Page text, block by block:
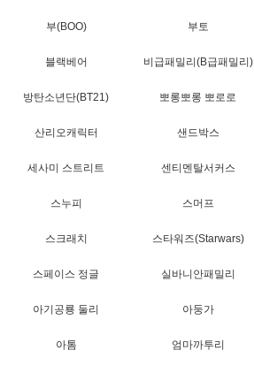
부(BOO) 부토
블랙베어 비급패밀리(B급패밀리)
방탄소년단(BT21) 뽀롱뽀롱 뽀로로
산리오캐릭터 샌드박스
세사미 스트리트 센티멘탈서커스
스누피 스머프
스크래치 스타워즈(Starwars)
스페이스 정글 실바니안패밀리
아기공룡 둘리 아둥가
아톰 엄마까투리